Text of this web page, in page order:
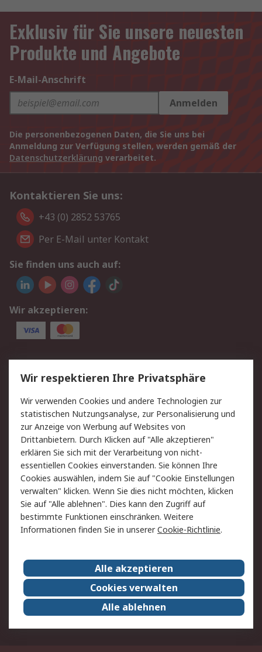
Exklusiv für Sie unsere neuesten
Produkte und Angebote
E-Mail-Anschrift
Anmelden
Die personenbezogenen Daten, die Sie uns bei
Anmeldung zur Verfügung stellen, werden gemäß der
Datenschutzerklärung verarbeitet.
Kontaktieren Sie uns:
+43 (0) 2852 53765
Per E-Mail unter Kontakt
Sie finden uns auch auf:
Wir akzeptieren:
Service
Value Added Services
Lieferlösungen
Rücksendung/Entsorgung Kontakt
Hilfe
Rechtliches
RS Verkaufs- und
Lieferbedingungen
Datenschutz
Cookie-Richtlinie
Zahlungsbedingungen
Impressum
Webseite Konditionen
RS weltweit
Karriere bei RS
Nachhaltigkeit
Qualität/Zertifikate
Presse-Center
Event-Center
Wir respektieren Ihre Privatsphäre
Wir verwenden Cookies und andere Technologien zur
statistischen Nutzungsanalyse, zur Personalisierung und
zur Anzeige von Werbung auf Websites von
Drittanbietern. Durch Klicken auf "Alle akzeptieren"
erklären Sie sich mit der Verarbeitung von nicht-
essentiellen Cookies einverstanden. Sie können Ihre
Cookies auswählen, indem Sie auf "Cookie Einstellungen
verwalten" klicken. Wenn Sie dies nicht möchten, klicken
Sie auf "Alle ablehnen". Dies kann den Zugriff auf
bestimmte Funktionen einschränken. Weitere
Informationen finden Sie in unsererCookie-Richtlinie.
Alle akzeptieren
Cookies verwalten
Alle ablehnen